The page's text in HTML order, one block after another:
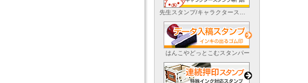
はんこやどっとこむスタンパー